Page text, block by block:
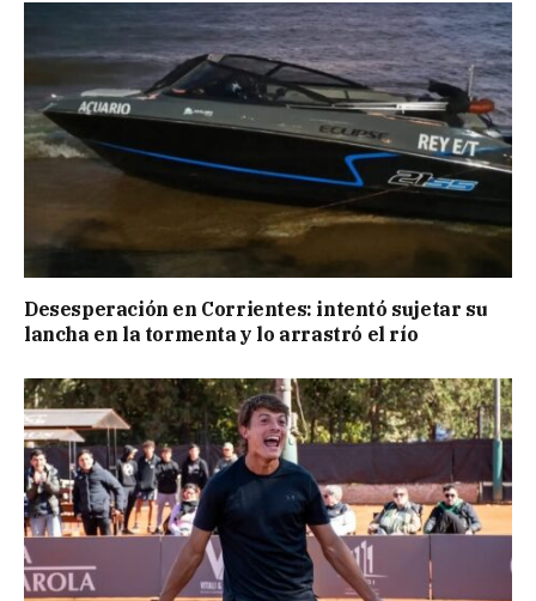
Desesperación en Corrientes: intentó sujetar su
lancha en la tormenta y lo arrastró el río